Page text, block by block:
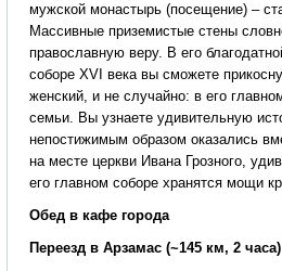
мужской монастырь (посещение) –
Массивные приземистые стены
православную веру. В его
соборе XVI века вы сможете
женский, и не случайно: в его
семьи. Вы узнаете удивительную
непостижимым образом оказались
на месте церкви Ивана Грозного,
его главном соборе хранятся мощи
Обед в кафе города
Переезд в Арзамас (~145 км, 2 часа)